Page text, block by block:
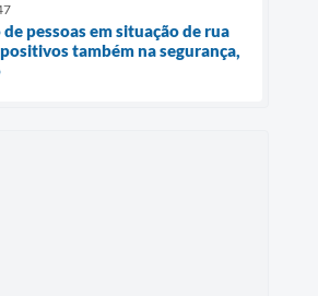
de pessoas em situação de rua
também na segurança,